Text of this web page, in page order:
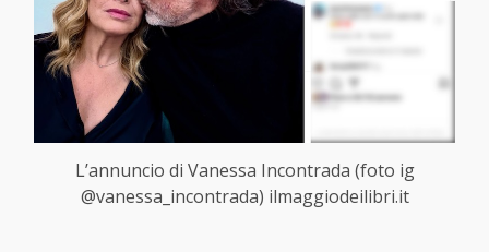
L’annuncio di Vanessa Incontrada (foto ig
@vanessa_incontrada) ilmaggiodeilibri.it